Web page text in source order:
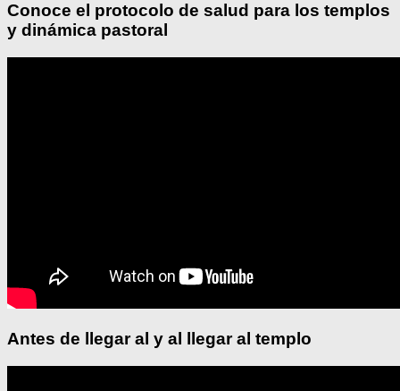
Conoce el protocolo de salud para los templos
y dinámica pastoral
Antes de llegar al y al llegar al templo